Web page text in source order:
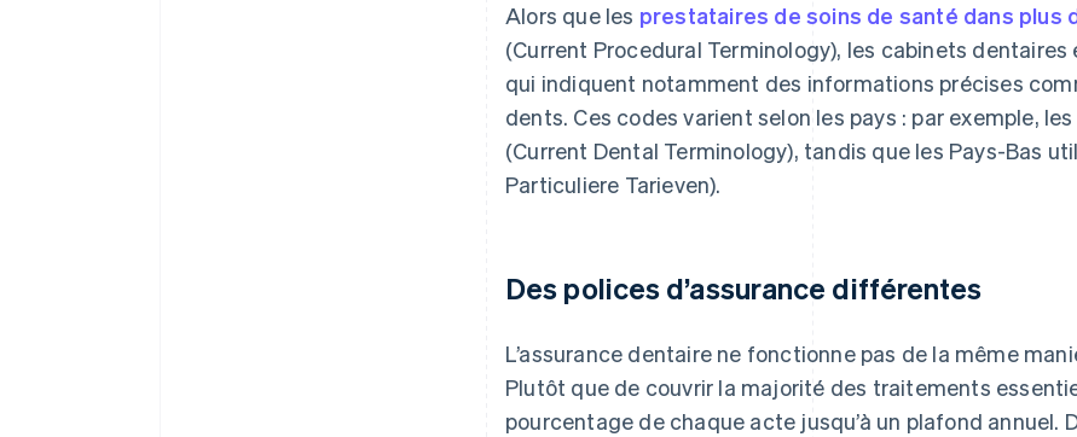
Alors que les prestataires de soins de santé dans plus
(Current Procedural Terminology), les cabinets
qui indiquent notamment des informations précises
dents. Ces codes varient selon les pays : par exemple,
(Current Dental Terminology), tandis que les Pays-Bas
Particuliere Tarieven).
Des polices d’assurance différentes
L’assurance dentaire ne fonctionne pas de la même
Plutôt que de couvrir la majorité des traitements
pourcentage de chaque acte jusqu’à un plafond annuel.